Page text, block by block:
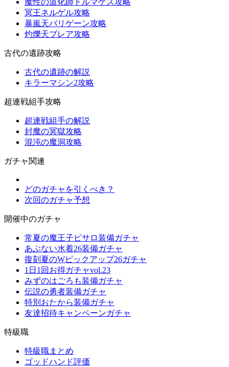
魔性の道化師ドルマゲス攻略
冥王ネルゲル攻略
暴嵐天バリゲーン攻略
灼爍天ブレア攻略
古代の遺跡攻略
古代の遺跡の解説
キラーマシン2攻略
超連戦組手攻略
超連戦組手の解説
封魔の冥獄攻略
混沌の魔洞攻略
ガチャ関連
どのガチャを引くべき？
次回のガチャ予想
開催中のガチャ
常夏の魔王子ピサロ装備ガチャ
あぶない水着26装備ガチャ
復刻夏のWピックアップ26ガチャ
1日1回お得ガチャvol.23
みずのはごろも装備ガチャ
伝説の勇者装備ガチャ
特別おたから装備ガチャ
友達招待キャンペーンガチャ
特級職
特級職まとめ
ゴッドハンド評価